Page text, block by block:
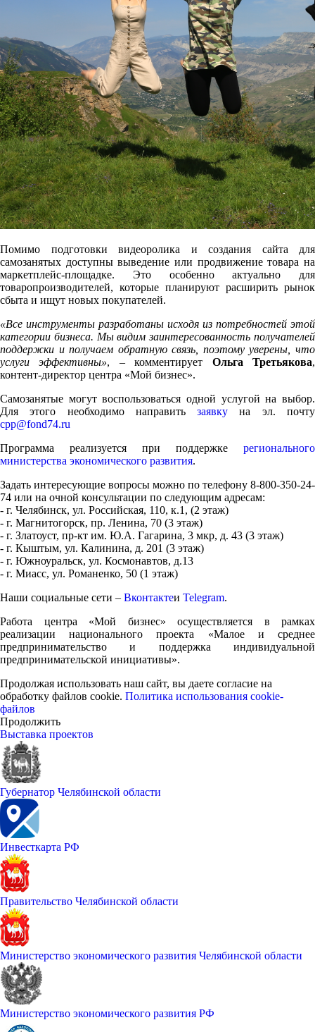
Помимо подготовки видеоролика и создания сайта для
самозанятых доступны выведение или продвижение товара на
маркетплейс-площадке. Это особенно актуально для
товаропроизводителей, которые планируют расширить рынок
сбыта и ищут новых покупателей.
«Все инструменты разработаны исходя из потребностей этой
категории бизнеса. Мы видим заинтересованность получателей
поддержки и получаем обратную связь, поэтому уверены, что
услуги эффективны», – комментирует Ольга Третьякова,
контент-директор центра «Мой бизнес».
Самозанятые могут воспользоваться одной услугой на выбор.
Для этого необходимо направитьзаявку на эл. почту
cpp@fond74.ru
Программа реализуется при поддержке регионального
министерства экономического развития.
Задать интересующие вопросы можно по телефону 8-800-350-24-
74 или на очной консультации по следующим адресам:
- г. Челябинск, ул. Российская, 110, к.1, (2 этаж)
- г. Магнитогорск, пр. Ленина, 70 (3 этаж)
- г. Златоуст, пр-кт им. Ю.А. Гагарина, 3 мкр, д. 43 (3 этаж)
- г. Кыштым, ул. Калинина, д. 201 (3 этаж)
- г. Южноуральск, ул. Космонавтов, д.13
- г. Миасс, ул. Романенко, 50 (1 этаж)
Наши социальные сети – Вконтактеи Telegram.
Работа центра «Мой бизнес» осуществляется в рамках
реализации национального проекта «Малое и среднее
предпринимательство и поддержка индивидуальной
предпринимательской инициативы».
Продолжая использовать наш сайт, вы даете согласие на
обработку файлов cookie. Политика использования cookie-
файлов
Продолжить
Выставка проектов
Губернатор Челябинской области
Инвесткарта РФ
Правительство Челябинской области
Министерство экономического развития Челябинской области
Министерство экономического развития РФ